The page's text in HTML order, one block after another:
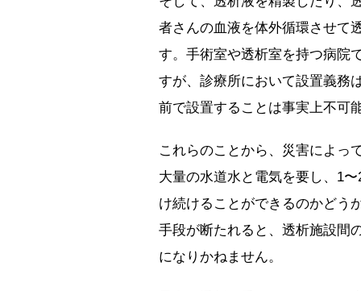
者さんの血液を体外循環させて
す。手術室や透析室を持つ病院
すが、診療所において設置義務
前で設置することは事実上不可
これらのことから、災害によっ
大量の水道水と電気を要し、1
け続けることができるのかどう
手段が断たれると、透析施設間
になりかねません。